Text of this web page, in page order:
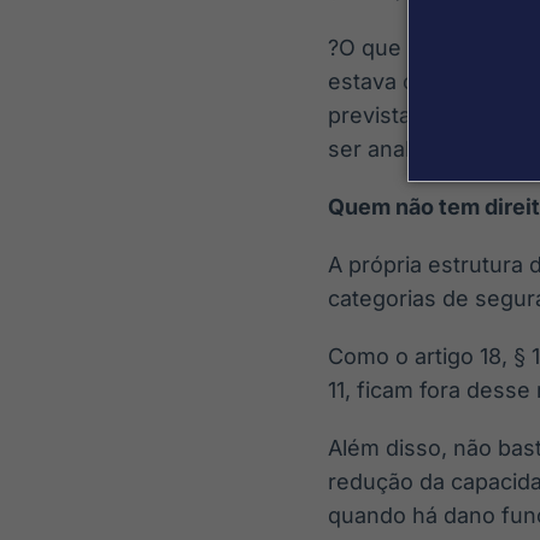
?O que costuma
estava coberto
previstas em lei e a
ser analisado para
Quem não tem
A própria estrutura
categorias de
Como o artigo 18, §
11, ficam fora
Além disso, não
redução da
quando há dano